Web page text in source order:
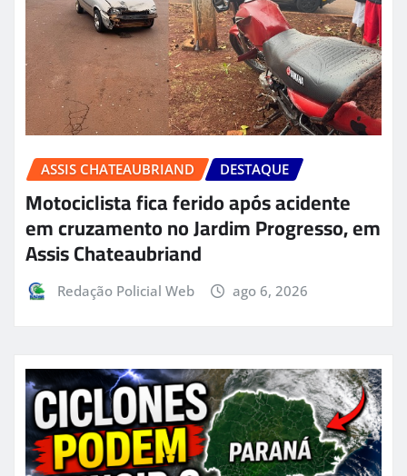
ASSIS CHATEAUBRIAND DESTAQUE
Motociclista fica ferido após acidente
em cruzamento no Jardim Progresso, em
Assis Chateaubriand
Redação Policial Web ago 6, 2026